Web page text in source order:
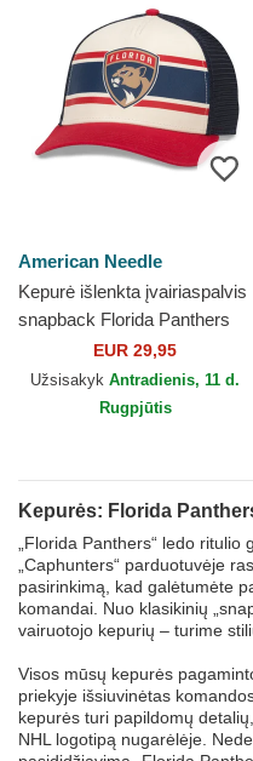
American Needle
Kepurė išlenkta įvairiaspalvis
snapback Florida Panthers
NHL Sinclair Florida Panthers
NHL...
EUR 29,95
Užsisakyk Antradienis, 11 d.
Rugpjūtis
Kepurės: Florida
„Florida Panthers“ ledo
„Caphunters“ parduotuvėje
pasirinkimą, kad galėtumėte
komandai. Nuo klasikinių
vairuotojo kepurių – turime
Visos mūsų kepurės
priekyje išsiuvinėtas
kepurės turi papildomų
NHL logotipą nugarėlėje.